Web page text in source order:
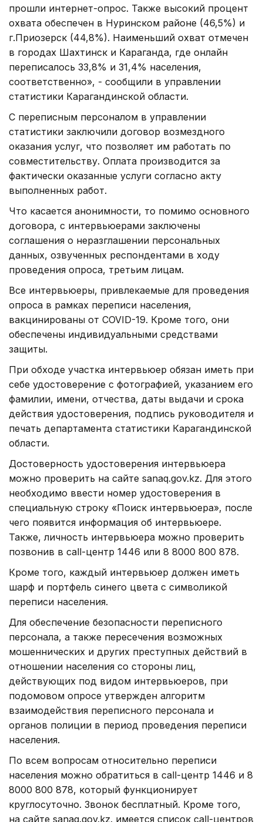
прошли интернет-опрос. Также высокий процент
охвата обеспечен в Нуринском районе (46,5%) и
г.Приозерск (44,8%). Наименьший охват отмечен
в городах Шахтинск и Караганда, где онлайн
переписалось 33,8% и 31,4% населения,
соответственно», - сообщили в управлении
статистики Карагандинской области.
С переписным персоналом в управлении
статистики заключили договор возмездного
оказания услуг, что позволяет им работать по
совместительству. Оплата производится за
фактически оказанные услуги согласно акту
выполненных работ.
Что касается анонимности, то помимо основного
договора, с интервьюерами заключены
соглашения о неразглашении персональных
данных, озвученных респондентами в ходу
проведения опроса, третьим лицам.
Все интервьюеры, привлекаемые для проведения
опроса в рамках переписи населения,
вакцинированы от COVID-19. Кроме того, они
обеспечены индивидуальными средствами
защиты.
При обходе участка интервьюер обязан иметь при
себе удостоверение c фотографией, указанием его
фамилии, имени, отчества, даты выдачи и срока
действия удостоверения, подпись руководителя и
печать департамента статистики Карагандинской
области.
Достоверность удостоверения интервьюера
можно проверить на сайте sanaq.gov.kz. Для этого
необходимо ввести номер удостоверения в
специальную строку «Поиск интервьюера», после
чего появится информация об интервьюере.
Также, личность интервьюера можно проверить
позвонив в call-центр 1446 или 8 8000 800 878.
Кроме того, каждый интервьюер должен иметь
шарф и портфель синего цвета с символикой
переписи населения.
Для обеспечение безопасности переписного
персонала, а также пересечения возможных
мошеннических и других преступных действий в
отношении населения со стороны лиц,
действующих под видом интервьюеров, при
подомовом опросе утвержден алгоритм
взаимодействия переписного персонала и
органов полиции в период проведения переписи
населения.
По всем вопросам относительно переписи
населения можно обратиться в call-центр 1446 и 8
8000 800 878, который функционирует
круглосуточно. Звонок бесплатный. Кроме того,
на сайте sanaq.gov.kz. имеется список call-центров